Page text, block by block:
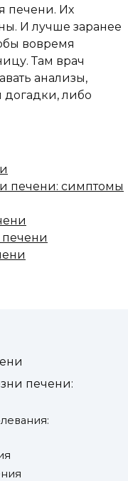
печени. Их
И лучше заранее
вовремя
Там врач
анализы,
догадки, либо
печени: симптомы
печени
печени: